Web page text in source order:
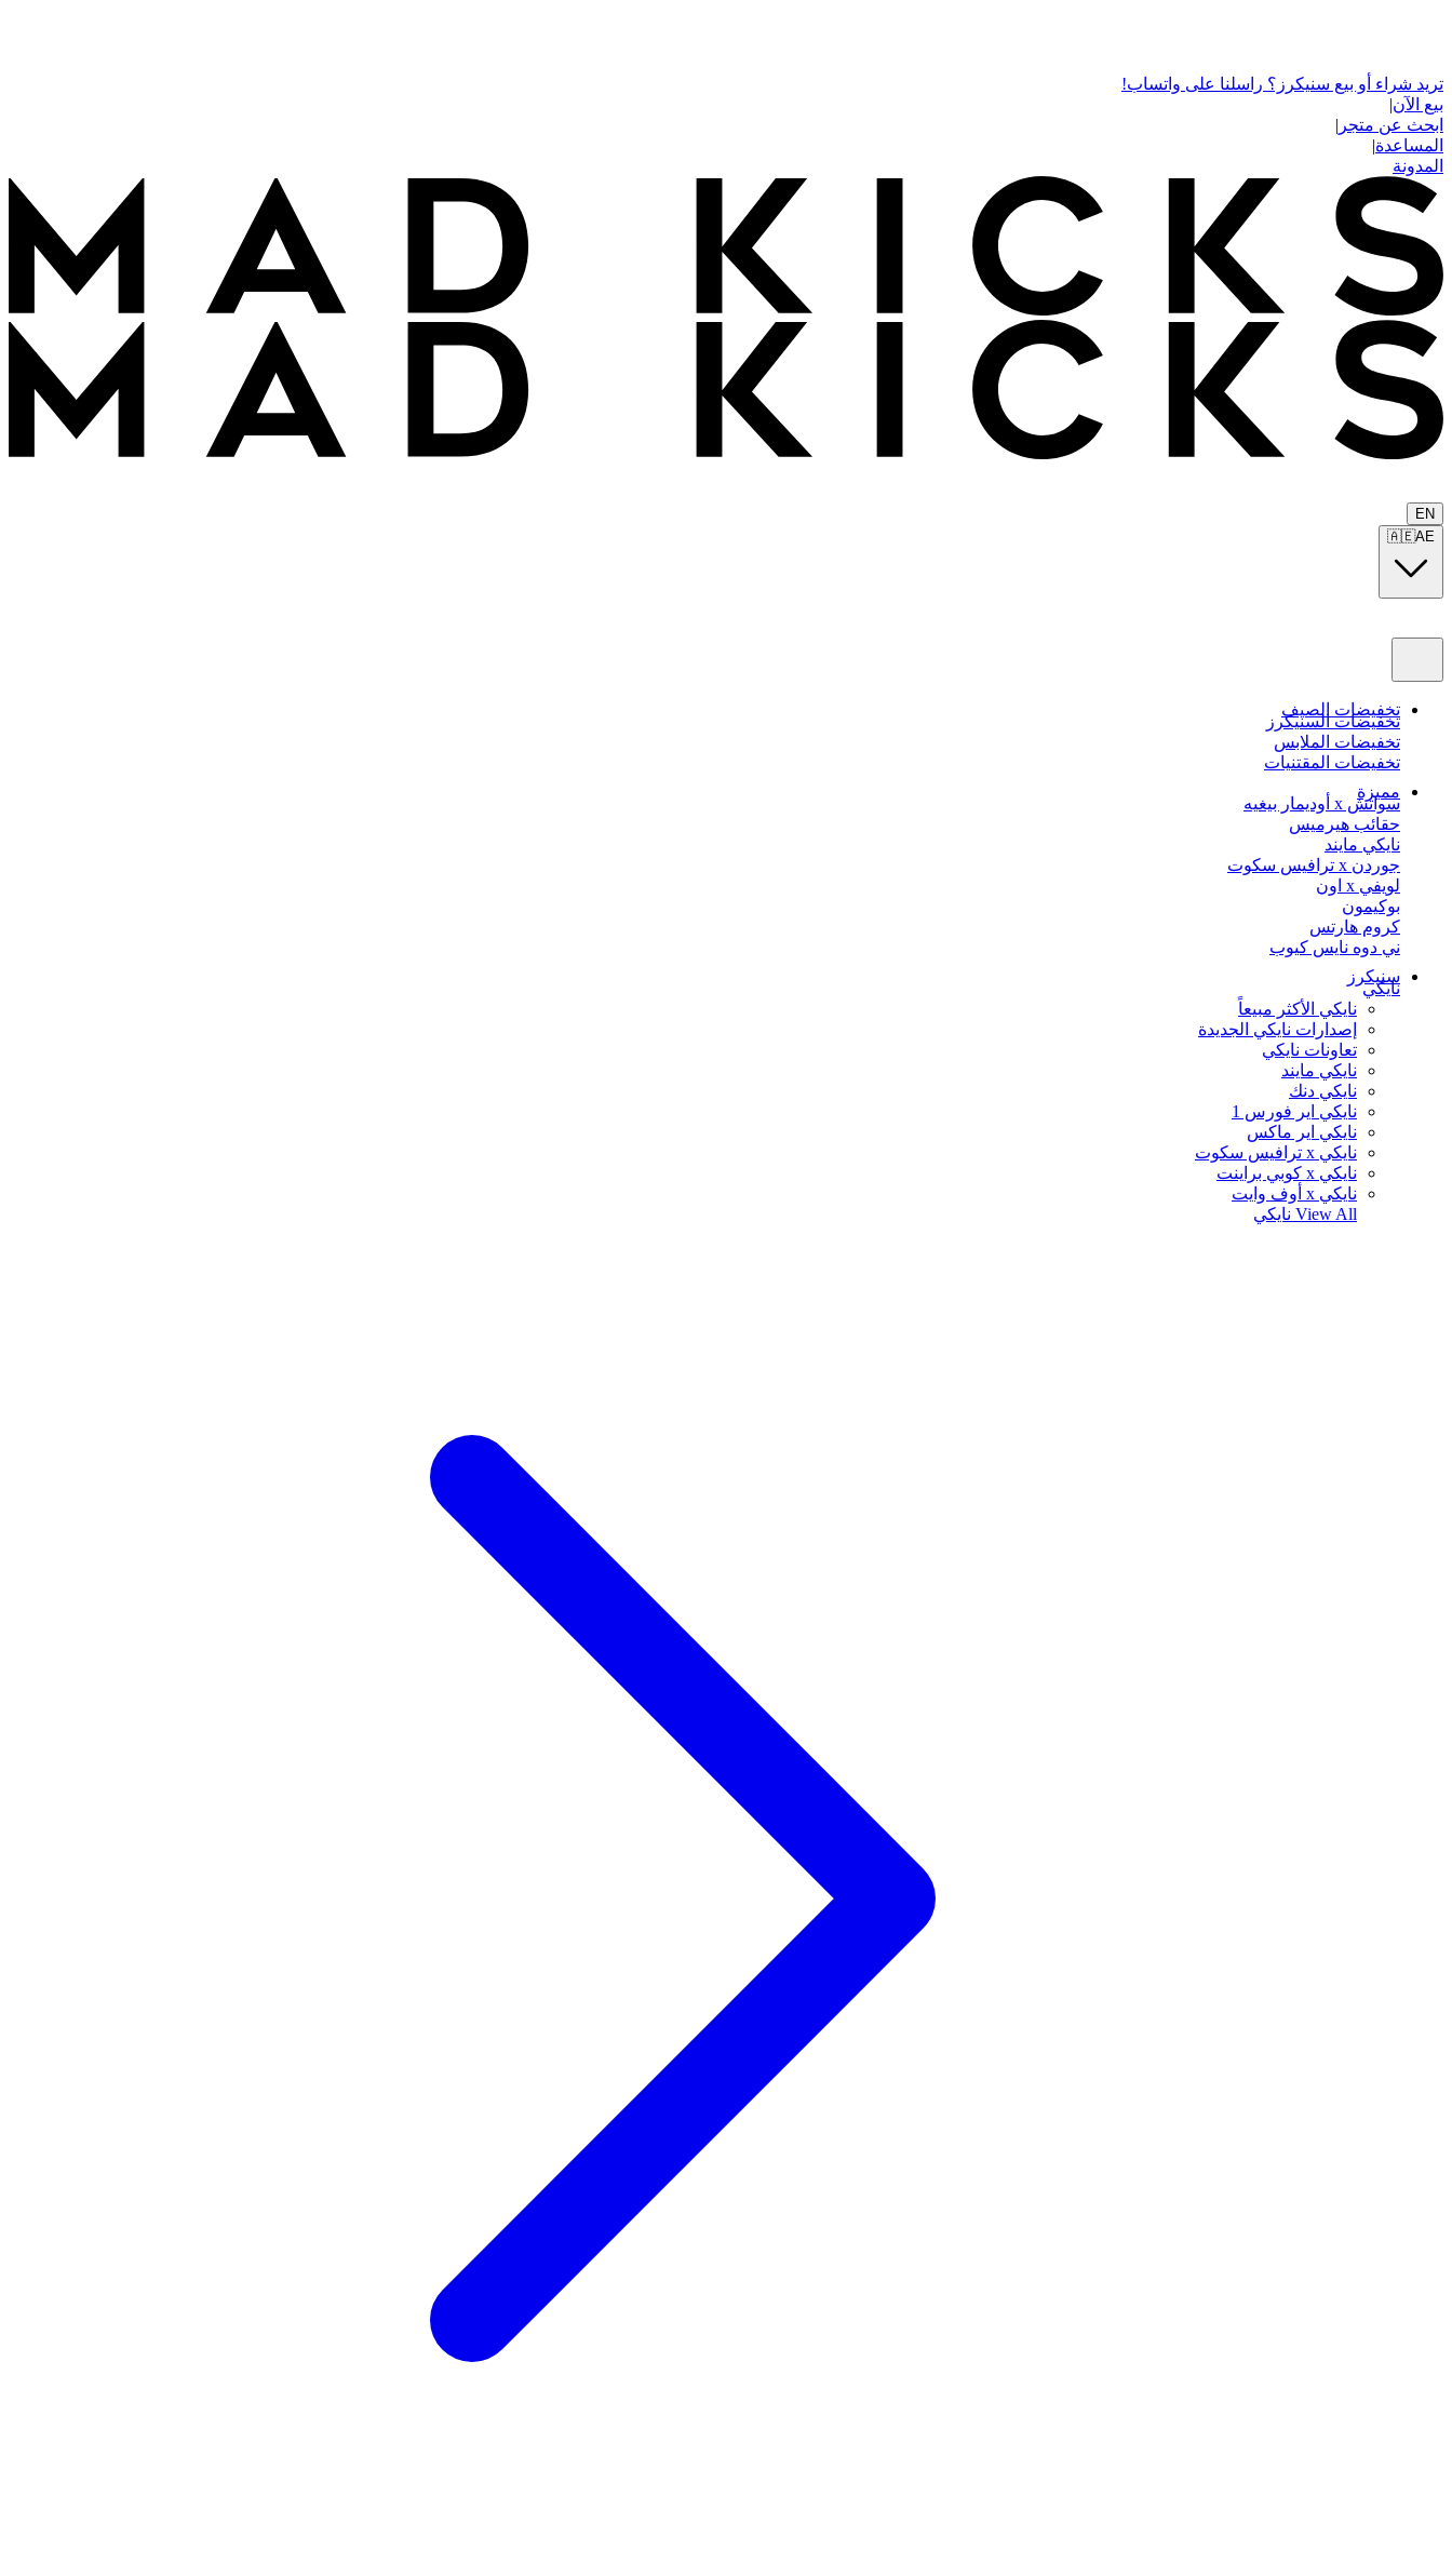
تريد شراء أو بيع سنيكرز؟ راسلنا على واتساب!
بيع الآن|
ابحث عن متجر |
المساعدة|
المدونة
EN
🇦🇪AE
تخفيضات الصيف
تخفيضات السنيكرز
تخفيضات الملابس
تخفيضات المقتنيات
مميزة
سواتش x أوديمار بيغيه
حقائب هيرميس
نايكي مايند
جوردن x ترافيس سكوت
لويفي x اون
بوكيمون
كروم هارتس
ني دوه نايس كيوب
سنيكرز
نايكي
نايكي الأكثر مبيعاً
إصدارات نايكي الجديدة
تعاونات نايكي
نايكي مايند
نايكي دنك
نايكي اير فورس 1
نايكي اير ماكس
نايكي x ترافيس سكوت
نايكي x كوبي براينت
نايكي x أوف وايت
View All نايكي